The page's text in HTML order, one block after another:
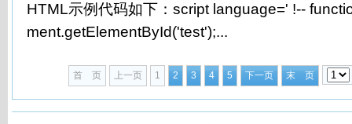
HTML示例代码如下：script language=' !--
ment.getElementById('test');...
首 页 上一页 1 2 3 4 5 下一页 末 页